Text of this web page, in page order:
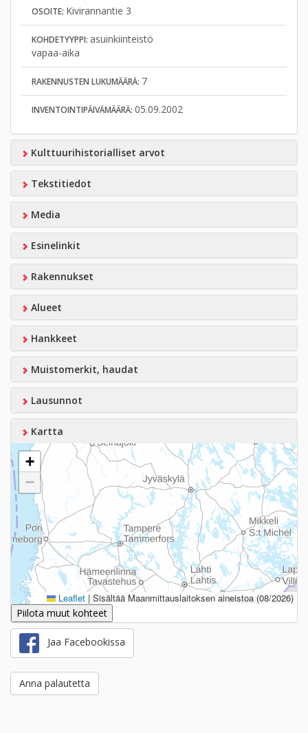
OSOITE: Kivirannantie 3
KOHDETYYPPI: asuinkiinteistö
vapaa-aika
RAKENNUSTEN LUKUMÄÄRÄ: 7
INVENTOINTIPÄIVÄMÄÄRÄ: 05.09.2002
Kulttuurihistorialliset arvot
Tekstitiedot
Media
Esinelinkit
Rakennukset
Alueet
Hankkeet
Muistomerkit, haudat
Lausunnot
Kartta
+
−
Leaflet | Sisältää Maanmittauslaitoksen aineistoa (08/2026)
Piilota muut kohteet
Jaa Facebookissa
Anna palautetta